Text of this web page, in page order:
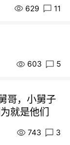
629 11
603 5
哥，小舅子
就是他们
743 3